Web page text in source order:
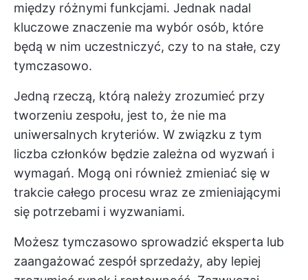
między różnymi funkcjami. Jednak nadal
kluczowe znaczenie ma wybór osób, które
będą w nim uczestniczyć, czy to na stałe, czy
tymczasowo.
Jedną rzeczą, którą należy zrozumieć przy
tworzeniu zespołu, jest to, że nie ma
uniwersalnych kryteriów. W związku z tym
liczba członków będzie zależna od wyzwań i
wymagań. Mogą oni również zmieniać się w
trakcie całego procesu wraz ze zmieniającymi
się potrzebami i wyzwaniami.
Możesz tymczasowo sprowadzić eksperta lub
zaangażować zespół sprzedaży, aby lepiej